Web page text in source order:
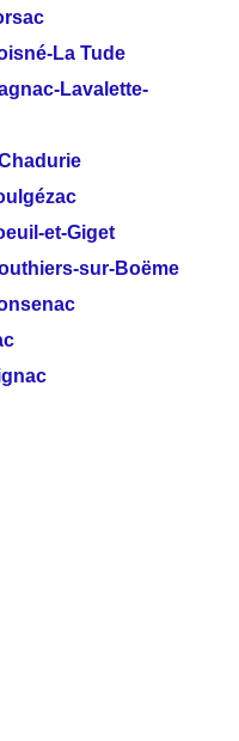
La Tude
Lavalette-
et-Giget
sur-Boëme